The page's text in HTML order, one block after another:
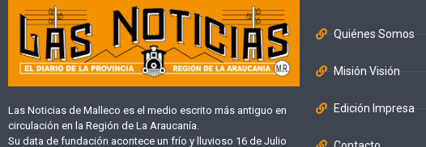
Las Noticias de Malleco es el medio escrito más antiguo en
circulación en la Región de La Araucanía.
Su data de fundación acontece un frío y lluvioso 16 de Julio
Quiénes Somos
Misión Visión
Edición Impresa